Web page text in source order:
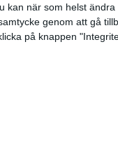
kan när som helst
genom att gå
på knappen
tips:
anser att